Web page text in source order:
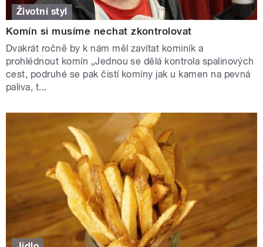
Životní styl
Komín si musíme nechat zkontrolovat
Dvakrát ročně by k nám měl zavítat kominík a
prohlédnout komín „Jednou se dělá kontrola spalinových
cest, podruhé se pak čistí komíny jak u kamen na pevná
paliva, t...